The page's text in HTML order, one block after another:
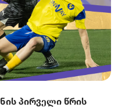
პირველი წრის